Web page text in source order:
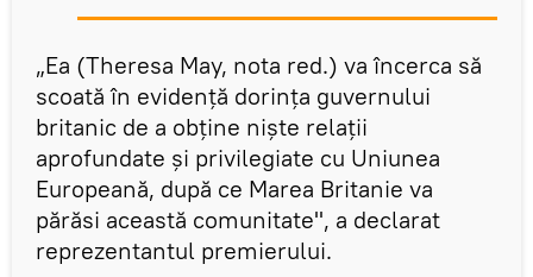
„Ea (Theresa May, nota red.) va încerca să
scoată în evidență dorința guvernului
britanic de a obține niște relații
aprofundate și privilegiate cu Uniunea
Europeană, după ce Marea Britanie va
părăsi această comunitate", a declarat
reprezentantul premierului.